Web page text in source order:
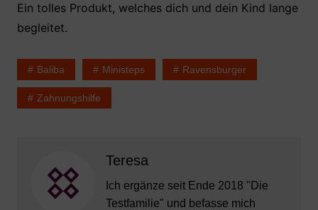
Ein tolles Produkt, welches dich und dein Kind lange
begleitet.
Baliba Ministeps Ravensburger
Zahnungshilfe
Teresa
Ich ergänze seit Ende 2018 "Die
Testfamilie" und befasse mich